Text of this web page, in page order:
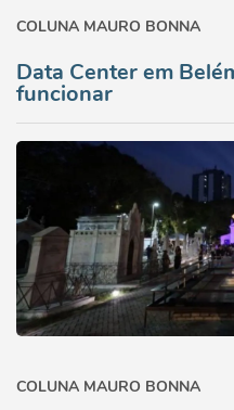
COLUNA MAURO BONNA
Data Center em
funcionar
COLUNA MAURO BONNA